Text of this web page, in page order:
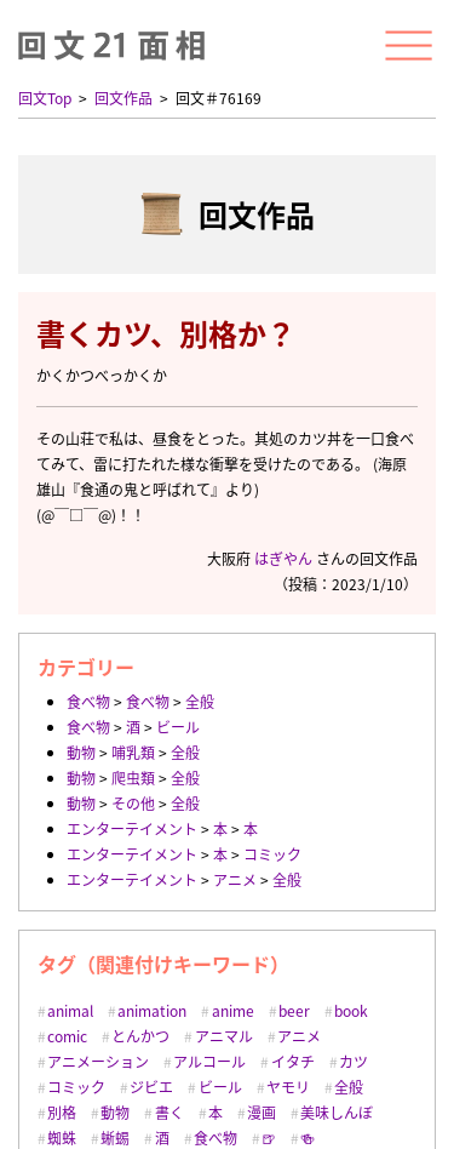
回文Top 回文作品 回文＃76169
回文作品
書くカツ、別格か？
かくかつべっかくか
その山荘で私は、昼食をとった。其処のカツ丼を一口食べ
てみて、雷に打たれた様な衝撃を受けたのである。 (海原
雄山『食通の鬼と呼ばれて』より)
(@￣□￣@)！！
大阪府 はぎやん さんの回文作品
（投稿：2023/1/10）
カテゴリー
食べ物>食べ物>全般
食べ物>酒> ビール
動物> 哺乳類>全般
動物> 爬虫類>全般
動物> その他>全般
エンターテイメント >本>本
エンターテイメント >本> コミック
エンターテイメント > アニメ >全般
タグ（関連付けキーワード）
animal animation anime beer
book
comic
とんかつ アニマル
アニメ
アニメーション
アルコール イタチ
カツ
コミック
ジビエ ビール ヤモリ
全般
別格
動物 書く 本 漫画
美味しんぼ
蜘蛛
蜥蜴 酒 食べ物 🍺 🍻